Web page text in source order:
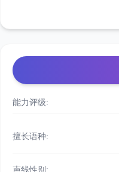
能力评级:
擅长语种:
声线性别: